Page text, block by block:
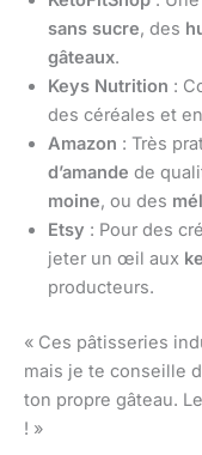
sans sucre, des
gâteaux.
Keys Nutrition :
des céréales et
Amazon : Très
d’amande de
moine, ou des
Etsy : Pour des
jeter un œil aux
producteurs.
« Ces pâtisseries
mais je te conseille
ton propre gâteau.
! »